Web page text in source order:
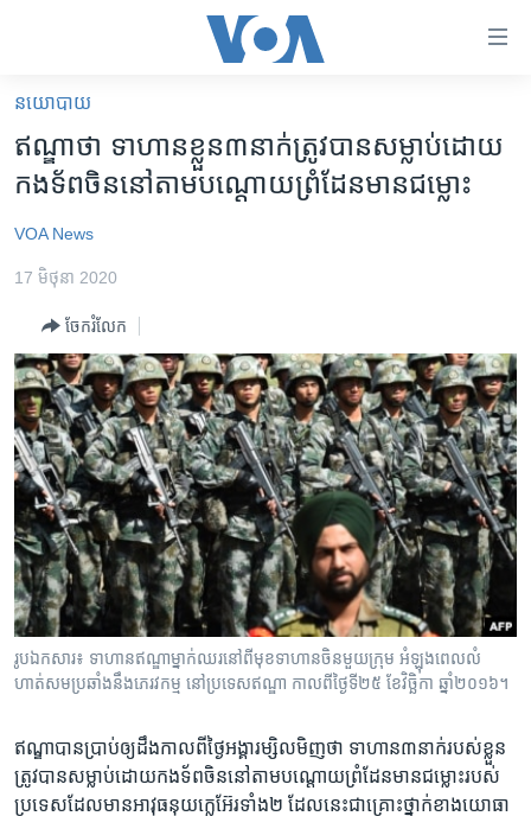
គេហទំព័រ​
ទាក់ទង
និង​
ទំព័រ​
ម្តង
រំលង​
និង​
ចូល​
ទៅ​
ទំព័រ​
រចនា
សម្ព័ន្ធ​
រំលង​
និង​
ទៅ​
រក
អន្តរជាតិ
ហេឡូវីអូអេ
កម្ពុជាច្នៃប្រតិដ្ឋ
ព្រឹត្តិការណ៍ព័ត៌មាន
ទូរទស្សន៍ / វីដេអូ​
វិទ្យុ / ផតខាសថ៍
កម្មវិធីទាំងអស់
Khmer English
បណ្តាញ​សង្គម
ភាសា
នយោបាយ
ឥណ្ឌាថា ទាហានខ្លួន៣នាក់ត្រូវបានសម្លាប់ដោយ
កងទ័ពចិននៅតាមបណ្តោយព្រំដែនមានជម្លោះ
VOA News
17 មិថុនា 2020
ចែករំលែក
រូបឯកសារ៖ ទាហានឥណ្ឌាម្នាក់ឈរនៅពីមុខទាហានចិនមួយក្រុម អំឡុងពេលលំ
ហាត់សមប្រឆាំងនឹងភេរវកម្ម នៅប្រទេសឥណ្ឌា កាលពីថ្ងៃទី២៥ ខែវិច្ឆិកា ឆ្នាំ២០១៦។
ឥណ្ឌាបានប្រាប់ឲ្យដឹងកាលពីថ្ងៃអង្គារម្សិលមិញថា ទាហាន៣នាក់របស់ខ្លួន
ត្រូវបានសម្លាប់ដោយកងទ័ពចិននៅតាមបណ្តោយព្រំដែនមានជម្លោះរបស់
ប្រទេសដែលមានអាវុធនុយក្លេអ៊ែរទាំង២ ដែលនេះជាគ្រោះថ្នាក់ខាងយោធា